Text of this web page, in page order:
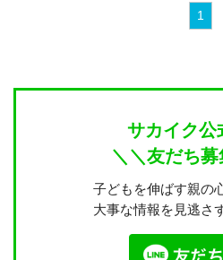
1
サカイク公
＼＼友だち募
子どもを伸ばす親の
大事な情報を見逃さ